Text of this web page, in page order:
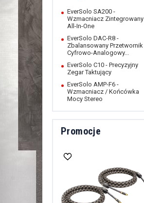
EverSolo SA200 -
Wzmacniacz Zintegrowany
All-In-One
EverSolo DAC-R8 -
Zbalansowany Przetwornik
Cyfrowo-Analogowy...
EverSolo C10 - Precyzyjny
Zegar Taktujący
EverSolo AMP-F6 -
Wzmacniacz / Końcówka
Mocy Stereo
Promocje